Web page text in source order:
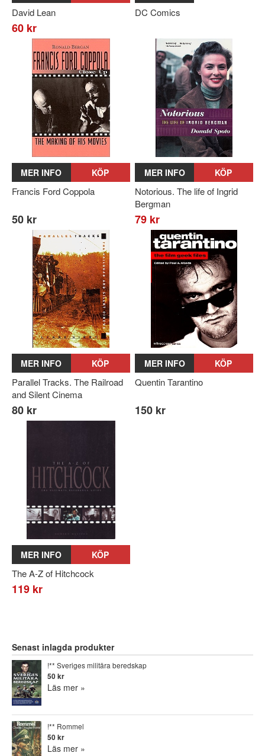
David Lean
60 kr
DC Comics
MER INFO KÖP
Francis Ford Coppola
50 kr
MER INFO KÖP
Notorious. The life of Ingrid
Bergman
79 kr
MER INFO KÖP
Parallel Tracks. The Railroad
and Silent Cinema
80 kr
MER INFO KÖP
Quentin Tarantino
150 kr
MER INFO KÖP
The A-Z of Hitchcock
119 kr
Senast inlagda produkter
!** Sveriges militära beredskap
50 kr
Läs mer »
!** Rommel
50 kr
Läs mer »